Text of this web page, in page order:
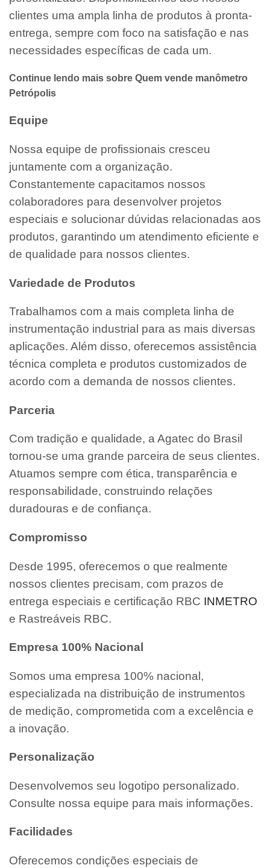
clientes uma ampla linha de produtos à pronta-
entrega, sempre com foco na satisfação e nas
necessidades específicas de cada um.
Continue lendo mais sobre Quem vende manômetro
Petrópolis
Equipe
Nossa equipe de profissionais cresceu
juntamente com a organização.
Constantemente capacitamos nossos
colaboradores para desenvolver projetos
especiais e solucionar dúvidas relacionadas aos
produtos, garantindo um atendimento eficiente e
de qualidade para nossos clientes.
Variedade de Produtos
Trabalhamos com a mais completa linha de
instrumentação industrial para as mais diversas
aplicações. Além disso, oferecemos assistência
técnica completa e produtos customizados de
acordo com a demanda de nossos clientes.
Parceria
Com tradição e qualidade, a Agatec do Brasil
tornou-se uma grande parceira de seus clientes.
Atuamos sempre com ética, transparência e
responsabilidade, construindo relações
duradouras e de confiança.
Compromisso
Desde 1995, oferecemos o que realmente
nossos clientes precisam, com prazos de
entrega especiais e certificação RBC INMETRO
e Rastreáveis RBC.
Empresa 100% Nacional
Somos uma empresa 100% nacional,
especializada na distribuição de instrumentos
de medição, comprometida com a excelência e
a inovação.
Personalização
Desenvolvemos seu logotipo personalizado.
Consulte nossa equipe para mais informações.
Facilidades
Oferecemos condições especiais de